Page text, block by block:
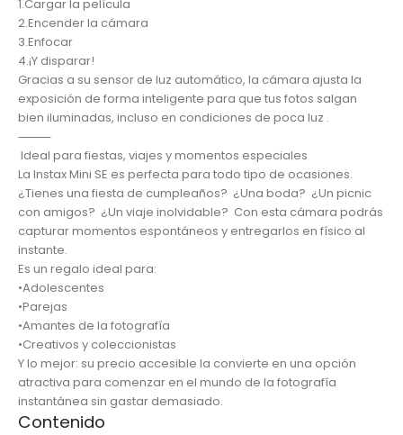
1.Cargar la película
2.Encender la cámara
3.Enfocar
4.¡Y disparar!
Gracias a su sensor de luz automático, la cámara ajusta la
exposición de forma inteligente para que tus fotos salgan
bien iluminadas, incluso en condiciones de poca luz .
⸻
Ideal para fiestas, viajes y momentos especiales
La Instax Mini SE es perfecta para todo tipo de ocasiones.
¿Tienes una fiesta de cumpleaños? ¿Una boda? ¿Un picnic
con amigos? ¿Un viaje inolvidable? Con esta cámara podrás
capturar momentos espontáneos y entregarlos en físico al
instante.
Es un regalo ideal para:
•Adolescentes
•Parejas
•Amantes de la fotografía
•Creativos y coleccionistas
Y lo mejor: su precio accesible la convierte en una opción
atractiva para comenzar en el mundo de la fotografía
instantánea sin gastar demasiado.
Contenido